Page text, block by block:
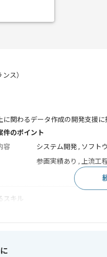
ス）
に関わるデータ作成の開発支援
件のポイント
容
システム開発 , ソフト
参画実績あり , 上流工
スキル
定義や作業設計から対応した経験
関連の経験